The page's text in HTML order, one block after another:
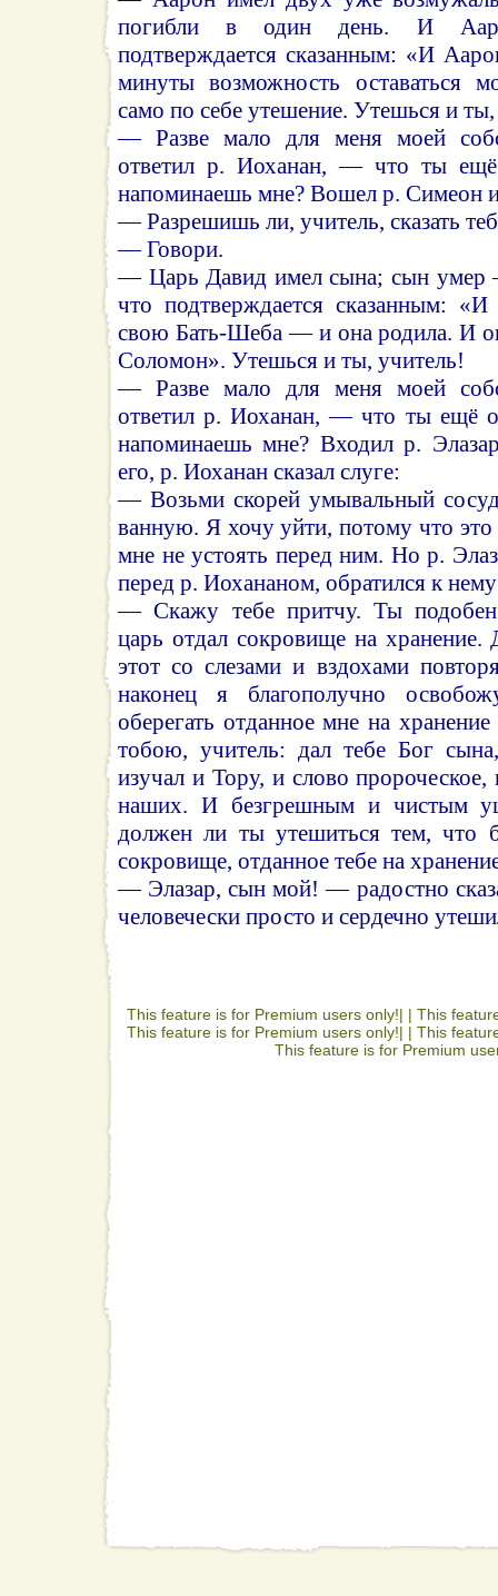
погибли в один день. И
подтверждается сказанным: «И
минуты возможность оставаться
само по себе утешение. Утешься и
— Разве мало для меня моей
ответил р. Иоханан, — что ты
напоминаешь мне? Вошел р. Симеон и
— Разрешишь ли, учитель, сказать
— Говори.
— Царь Давид имел сына; сын умер
что подтверждается сказанным:
свою Бать-Шеба — и она родила. И
Соломон». Утешься и ты, учитель!
— Разве мало для меня моей
ответил р. Иоханан, — что ты ещё
напоминаешь мне? Входил р.
его, р. Иоханан сказал слуге:
— Возьми скорей умывальный
ванную. Я хочу уйти, потому что
мне не устоять перед ним. Но р.
перед р. Иохананом, обратился к
— Скажу тебе притчу. Ты подобен
царь отдал сокровище на хранение.
этот со слезами и вздохами
наконец я благополучно
оберегать отданное мне на
тобою, учитель: дал тебе Бог
изучал и Тору, и слово
наших. И безгрешным и чистым
должен ли ты утешиться тем, что
сокровище, отданное тебе на
— Элазар, сын мой! — радостно
человечески просто и сердечно
This feature is for Premium users only!| | This
This feature is for Premium users only!| | This
This feature is for Premium